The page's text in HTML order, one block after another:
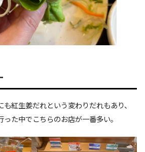
紅生姜だれという変わりだれもあり、
た中でこちらのお店が一番多い。